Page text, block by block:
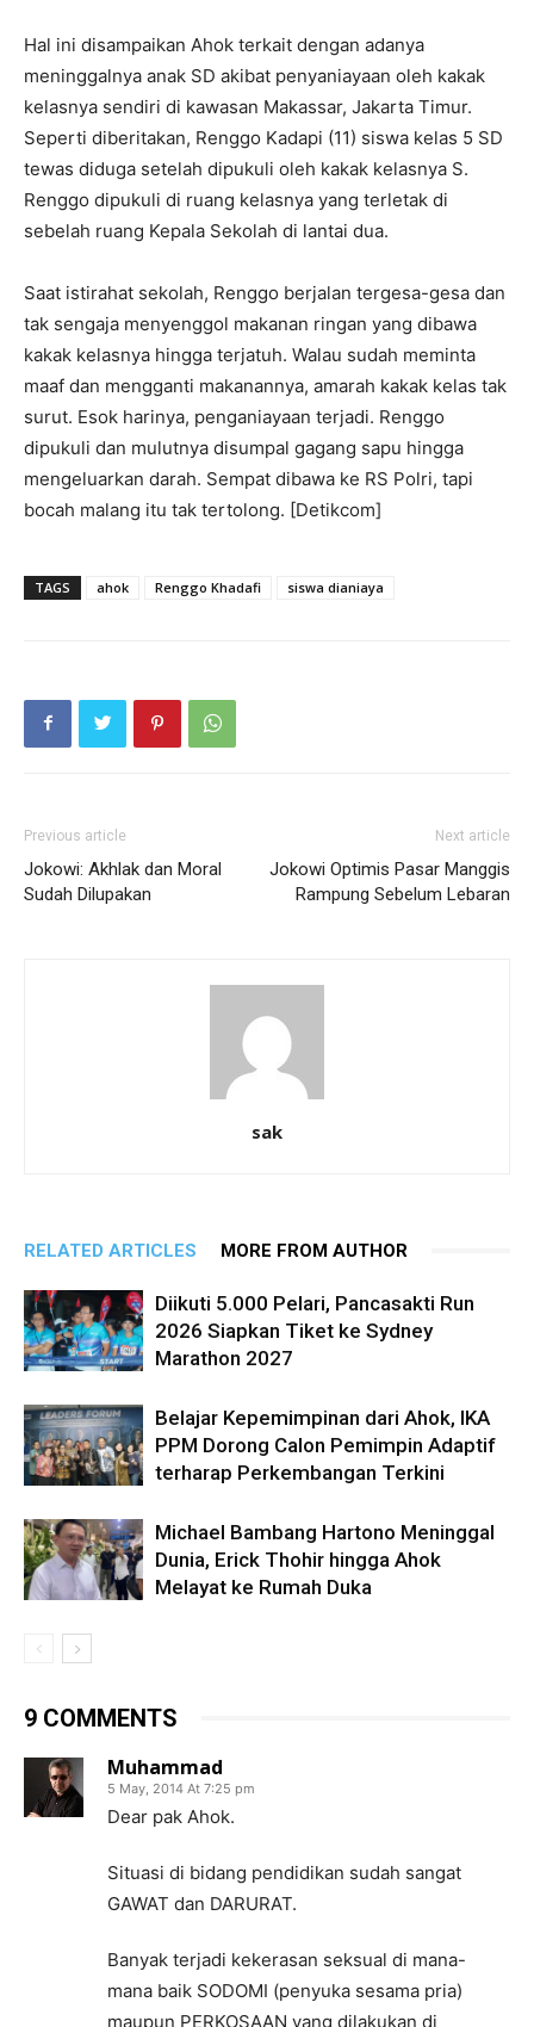
Hal ini disampaikan Ahok terkait dengan adanya
meninggalnya anak SD akibat penyaniayaan oleh kakak
kelasnya sendiri di kawasan Makassar, Jakarta Timur.
Seperti diberitakan, Renggo Kadapi (11) siswa kelas 5 SD
tewas diduga setelah dipukuli oleh kakak kelasnya S.
Renggo dipukuli di ruang kelasnya yang terletak di
sebelah ruang Kepala Sekolah di lantai dua.
Saat istirahat sekolah, Renggo berjalan tergesa-gesa dan
tak sengaja menyenggol makanan ringan yang dibawa
kakak kelasnya hingga terjatuh. Walau sudah meminta
maaf dan mengganti makanannya, amarah kakak kelas tak
surut. Esok harinya, penganiayaan terjadi. Renggo
dipukuli dan mulutnya disumpal gagang sapu hingga
mengeluarkan darah. Sempat dibawa ke RS Polri, tapi
bocah malang itu tak tertolong. [Detikcom]
TAGS ahok Renggo Khadafi siswa dianiaya
Previous article
Jokowi: Akhlak dan Moral
Sudah Dilupakan
Next article
Jokowi Optimis Pasar Manggis
Rampung Sebelum Lebaran
sak
RELATED ARTICLES MORE FROM AUTHOR
Diikuti 5.000 Pelari, Pancasakti Run
2026 Siapkan Tiket ke Sydney
Marathon 2027
Belajar Kepemimpinan dari Ahok, IKA
PPM Dorong Calon Pemimpin Adaptif
terharap Perkembangan Terkini
Michael Bambang Hartono Meninggal
Dunia, Erick Thohir hingga Ahok
Melayat ke Rumah Duka
9 COMMENTS
Muhammad
5 May, 2014 At 7:25 pm
Dear pak Ahok.
Situasi di bidang pendidikan sudah sangat
GAWAT dan DARURAT.
Banyak terjadi kekerasan seksual di mana-
mana baik SODOMI (penyuka sesama pria)
maupun PERKOSAAN yang dilakukan di